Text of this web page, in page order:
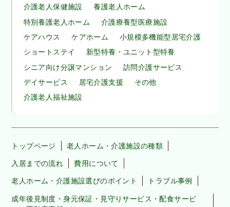
介護老人保健施設
養護老人ホーム
特別養護老人ホーム
介護療養型医療施設
ケアハウス
ケアホーム
小規模多機能型居宅介護
ショートステイ
新型特養・ユニット型特養
シニア向け分譲マンション
訪問介護サービス
デイサービス
居宅介護支援
その他
介護老人福祉施設
トップページ 老人ホーム・介護施設の種類
入居までの流れ 費用について
老人ホーム・介護施設選びのポイント トラブル事例
成年後見制度・身元保証・見守りサービス・配食サービ